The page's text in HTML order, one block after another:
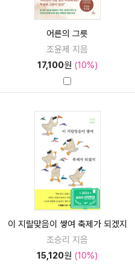
어른의 그릇
조윤제 지음
17,100원 (10%)
이 지랄맞음이 쌓여 축제가 되겠지
조승리 지음
15,120원 (10%)